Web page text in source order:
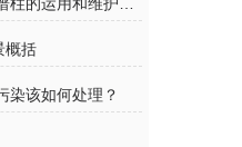
概括
染该如何处理？